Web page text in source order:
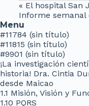
« El hospital San
Informe semanal
Menu
#11784 (sin título)
#11815 (sin título)
#9901 (sin título)
¡La investigación
historia! Dra. Cintia
desde Maicao
1.1 Misión, Visión y
1.10 PQRS